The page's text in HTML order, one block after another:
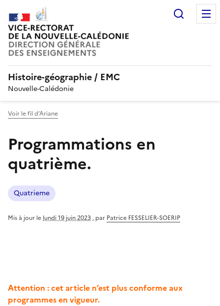
Histoire-géographie / EMC
Nouvelle-Calédonie
Voir le fil d’Ariane
Programmations en
quatrième.
Quatrieme
Mis à jour le lundi 19 juin 2023 , par Patrice FESSELIER-SOERIP
Attention : cet article n’est plus conforme aux
programmes en vigueur.